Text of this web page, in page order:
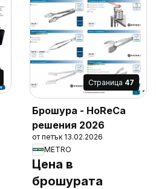
Cтраница 47
Брошура - HoReCa
решения 2026
от петък 13.02.2026
METRO
Цена в
брошурата